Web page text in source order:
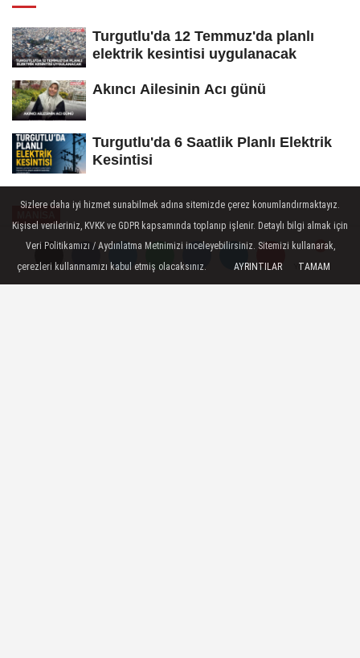
Yorumlar
Turgutlu'da 12 Temmuz'da planlı
elektrik kesintisi uygulanacak
Akıncı Ailesinin Acı günü
Turgutlu'da 6 Saatlik Planlı Elektrik
Kesintisi
Yayınlanma: 23 Şubat 2025 - 10:17
Kore Gazisi Duran Özkan Dualarla
Yorumlar
Sizlere daha iyi hizmet sunabilmek adına sitemizde çerez konumlandırmaktayız.
Kişisel verileriniz, KVKK ve GDPR kapsamında toplanıp işlenir. Detaylı bilgi almak için
Veri Politikamızı / Aydınlatma Metnimizi inceleyebilirsiniz. Sitemizi kullanarak,
çerezleri kullanmamızı kabul etmiş olacaksınız.
AYRINTILAR TAMAM